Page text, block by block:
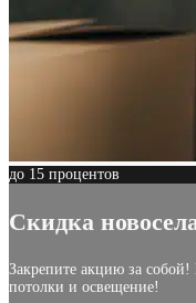
до 15 процентов
Скидка
Закрепите акцию за
потолки и освещение!